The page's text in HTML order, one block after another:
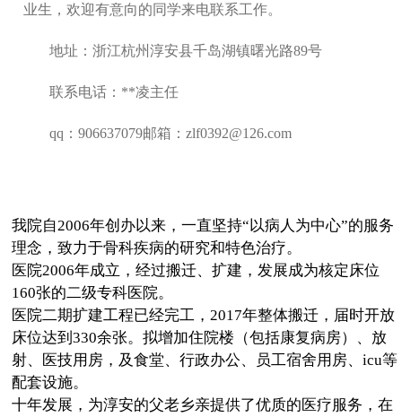
业生，欢迎有意向的同学来电联系工作。
地址：浙江杭州淳安县千岛湖镇曙光路89号
联系电话：**凌主任
qq：906637079邮箱：zlf0392@126.com
我院自2006年创办以来，一直坚持“以病人为中心”的服务
理念，致力于骨科疾病的研究和特色治疗。
医院2006年成立，经过搬迁、扩建，发展成为核定床位
160张的二级专科医院。
医院二期扩建工程已经完工，2017年整体搬迁，届时开放
床位达到330余张。拟增加住院楼（包括康复病房）、放
射、医技用房，及食堂、行政办公、员工宿舍用房、icu等
配套设施。
十年发展，为淳安的父老乡亲提供了优质的医疗服务，在